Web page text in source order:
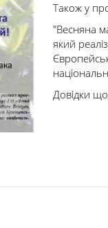
Також у
"Весняна
який
Довідки